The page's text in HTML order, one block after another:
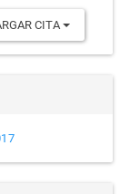
CITA